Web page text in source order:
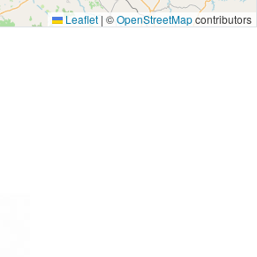
Leaflet | ©OpenStreetMapcontributors